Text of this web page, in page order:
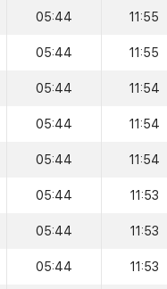
05:44 11:55
05:44 11:55
05:44 11:54
05:44 11:54
05:44 11:54
05:44 11:53
05:44 11:53
05:44 11:53